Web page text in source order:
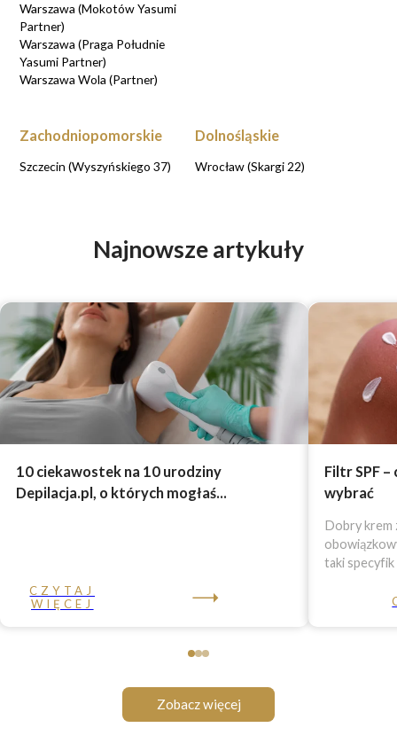
Warszawa (Mokotów Yasumi
Partner)
Warszawa (Praga Południe
Yasumi Partner)
Warszawa Wola (Partner)
Zachodniopomorskie
Szczecin (Wyszyńskiego 37)
Dolnośląskie
Wrocław (Skargi 22)
Najnowsze artykuły
10 ciekawostek na 10 urodziny
Depilacja.pl, o których mogłaś...
CZYTAJ
WIĘCEJ
Filtr SPF
wybrać
Dobry krem
taki specyfik
Zobacz więcej